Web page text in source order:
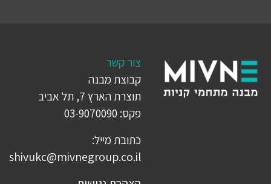
צור קשר
קבוצת מבנה
תוצרת הארץ 7, תל אביב
פקס: 03-9070090
כתובת מייל:
shivukc@mivnegroup.co.il